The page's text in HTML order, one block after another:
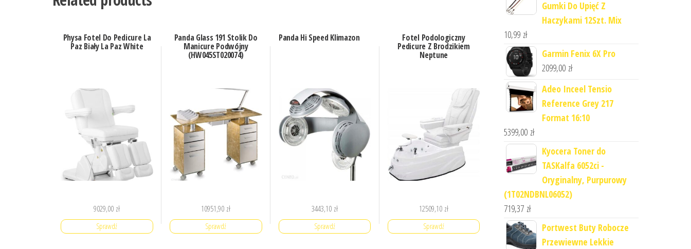
Physa Fotel Do Pedicure La
Paz Biały La Paz White
9029,00 zł
Sprawdź
Panda Glass 191 Stolik Do
Manicure Podwójny
(HW045ST020074)
10951,90 zł
Sprawdź
Panda Hi Speed Klimazon
3443,10 zł
Sprawdź
Fotel Podologiczny
Pedicure Z Brodzikiem
Neptune
12509,10 zł
Sprawdź
Gumki Do Upięć Z
Haczykami 12Szt. Mix
10,99 zł
Garmin Fenix 6X Pro
2099,00 zł
Adeo Inceel Tensio
Reference Grey 217
Format 16:10
5399,00 zł
Kyocera Toner do
TASKalfa 6052ci -
Oryginalny, Purpurowy
(1T02NDBNL06052)
719,37 zł
Portwest Buty Robocze
Przewiewne Lekkie